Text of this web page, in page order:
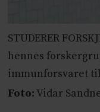
STUDERER
hennes
immunforsvaret
Foto:Vidar